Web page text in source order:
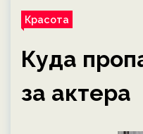
Красота
Куда
за актера